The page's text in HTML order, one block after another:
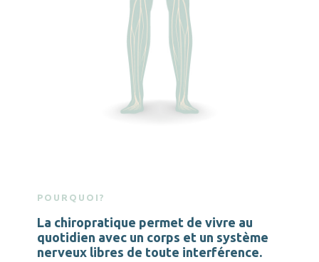
POURQUOI?
La chiropratique permet de vivre au
quotidien avec un corps et un système
nerveux libres de toute interférence.